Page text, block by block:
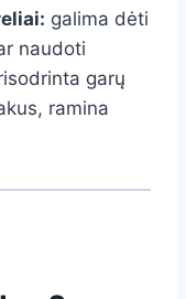
galima dėti
naudoti
garų
ramina